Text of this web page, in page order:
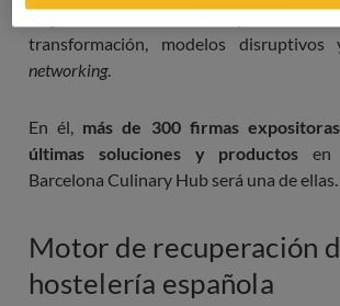
mejorar su lealtad, promover
transformación, modelos
networking.
En él, más de 300 firmas
últimas soluciones y productos en
Barcelona Culinary Hub será una de ellas.
Motor de recuperación
hostelería española